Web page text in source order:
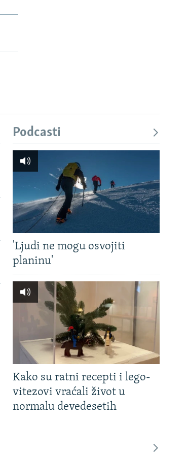
d
s
Podcasti
'Ljudi ne mogu osvojiti
planinu'
Kako su ratni recepti i lego-
vitezovi vraćali život u
normalu devedesetih